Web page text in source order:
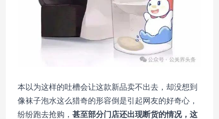
本以为这样的吐槽会让这款新品卖不出去，却没想到
像袜子泡水这么猎奇的形容倒是引起网友的好奇心，
纷纷跑去抢购， 甚至部分门店还出现断货的情况，这